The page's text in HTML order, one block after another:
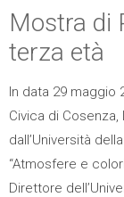
Mostra di
terza età
In data 29 maggio
Civica di Cosenza,
dall’Università
“Atmosfere e
Direttore